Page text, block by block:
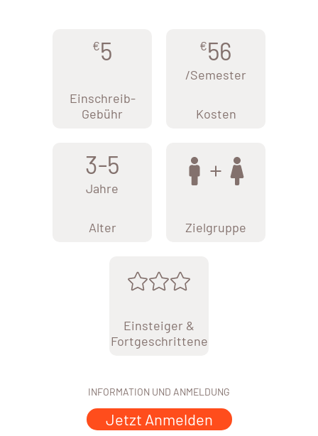
€5
Einschreib-
Gebühr
€56
/Semester
Kosten
3-5
Jahre
Alter Zielgruppe
Einsteiger &
Fortgeschrittene
INFORMATION UND ANMELDUNG
Jetzt Anmelden